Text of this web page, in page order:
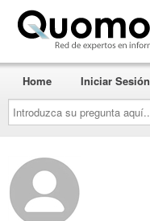
Introduzca
su
pregunta
aquí...
Home Iniciar Sesión